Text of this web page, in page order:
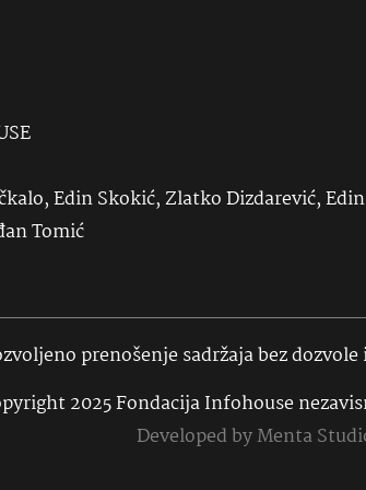
Edin Skokić, Zlatko Dizdarević,
Tomić
prenošenje sadržaja bez
2025 Fondacija Infohouse
Developed byMenta